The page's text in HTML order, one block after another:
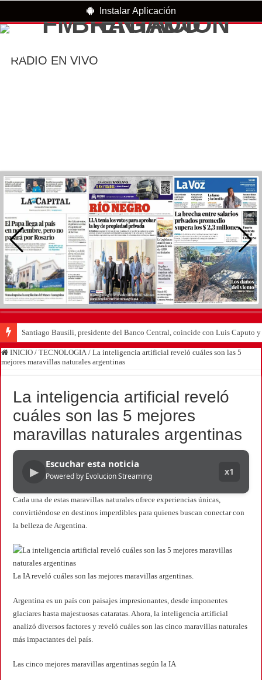
Instalar Aplicación
RADIO EN VIVO
Santiago Bausili, presidente del Banco Central, coincide con Luis Caputo
INICIO / TECNOLOGIA / La inteligencia artificial reveló cuáles son las 5
mejores maravillas naturales argentinas
La inteligencia artificial reveló
cuáles son las 5 mejores
maravillas naturales argentinas
▶
Escuchar esta noticia
Powered by Evolucion Streaming x1
Cada una de estas maravillas naturales ofrece experiencias únicas,
convirtiéndose en destinos imperdibles para quienes buscan conectar con
la belleza de Argentina.
La IA reveló cuáles son las mejores maravillas argentinas.
Argentina es un país con paisajes impresionantes, desde imponentes
glaciares hasta majestuosas cataratas. Ahora, la inteligencia artificial
analizó diversos factores y reveló cuáles son las cinco maravillas naturales
más impactantes del país.
Las cinco mejores maravillas argentinas según la IA